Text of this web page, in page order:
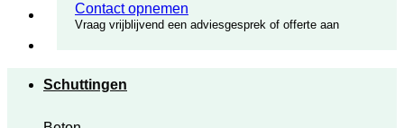
Contact opnemen
Vraag vrijblijvend een adviesgesprek of offerte aan
Schuttingen